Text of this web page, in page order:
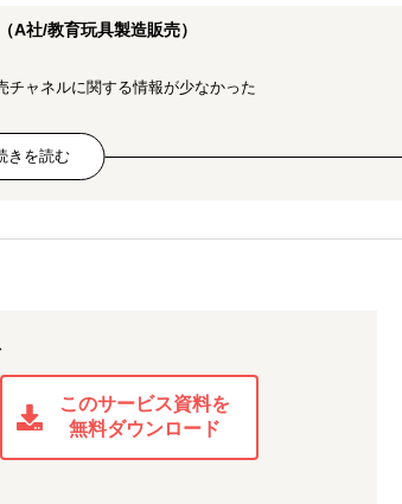
A社/教育玩具製造販売）
チャネルに関する情報が少なかった
育省からプログラミング教材の正式導入が決まり、導
漆器製造販売）
ラファン『Kickstarter』へ掲載を開始し開始3日で目標
負荷なく販売できる体制を実現
このサービス資料を
無料ダウンロード